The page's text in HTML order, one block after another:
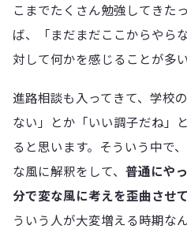
こまでたくさん勉強してきた
ば、「まだまだここからやら
対して何かを感じることが多
進路相談も入ってきて、学校
ない」とか「いい調子だね」
ると思います。そういう中で
な風に解釈をして、 普通にや
分で変な風に考えを歪曲させ
ういう人が大変増える時期なん